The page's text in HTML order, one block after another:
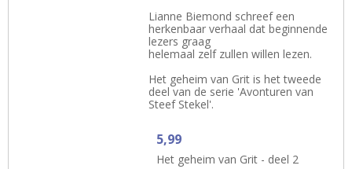
Lianne Biemond schreef een
herkenbaar verhaal dat beginnende
lezers graag
helemaal zelf zullen willen lezen.
Het geheim van Grit is het tweede
deel van de serie 'Avonturen van
Steef Stekel'.
5,99
Het geheim van Grit - deel 2